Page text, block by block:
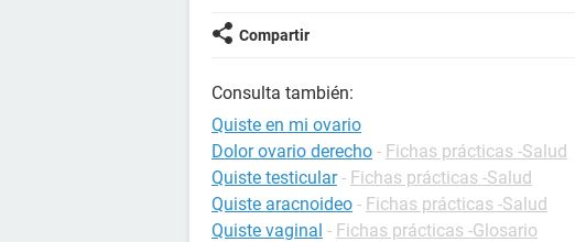
Compartir
Consulta también:
Quiste en mi ovario
Dolor ovario derecho - Fichas prácticas -Salud
Quiste testicular - Fichas prácticas -Salud
Quiste aracnoideo - Fichas prácticas -Salud
Quiste vaginal - Fichas prácticas -Glosario